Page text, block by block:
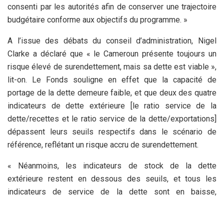
consenti par les autorités afin de conserver une trajectoire
budgétaire conforme aux objectifs du programme. »
A l’issue des débats du conseil d’administration, Nigel
Clarke a déclaré que « le Cameroun présente toujours un
risque élevé de surendettement, mais sa dette est viable »,
lit-on. Le Fonds souligne en effet que la capacité de
portage de la dette demeure faible, et que deux des quatre
indicateurs de dette extérieure [le ratio service de la
dette/recettes et le ratio service de la dette/exportations]
dépassent leurs seuils respectifs dans le scénario de
référence, reflétant un risque accru de surendettement.
« Néanmoins, les indicateurs de stock de la dette
extérieure restent en dessous des seuils, et tous les
indicateurs de service de la dette sont en baisse,